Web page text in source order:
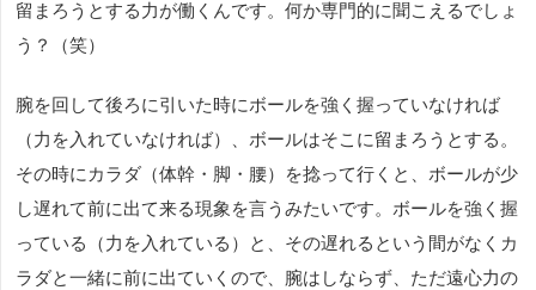
留まろうとする力が働くんです。何か専門的に聞こえるでしょ
う？（笑）
腕を回して後ろに引いた時にボールを強く握っていなければ
（力を入れていなければ）、ボールはそこに留まろうとする。
その時にカラダ（体幹・脚・腰）を捻って行くと、ボールが少
し遅れて前に出て来る現象を言うみたいです。ボールを強く握
っている（力を入れている）と、その遅れるという間がなくカ
ラダと一緒に前に出ていくので、腕はしならず、ただ遠心力の